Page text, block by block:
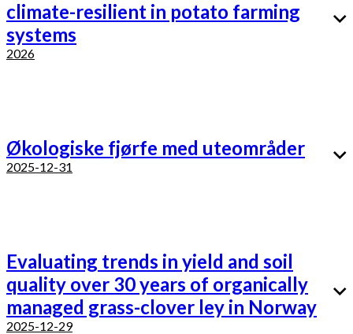
climate-resilient in potato farming
systems
2026
Økologiske fjørfe med uteområder
2025-12-31
Evaluating trends in yield and soil
quality over 30 years of organically
managed grass-clover ley in Norway
2025-12-29